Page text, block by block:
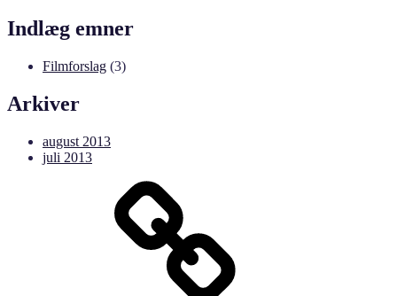
Indlæg emner
Filmforslag (3)
Arkiver
august 2013
juli 2013